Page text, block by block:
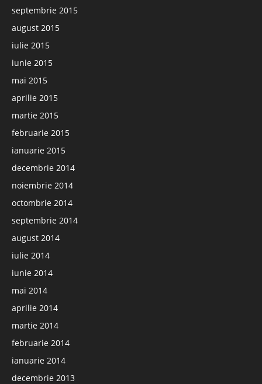
septembrie 2015
august 2015
iulie 2015
iunie 2015
mai 2015
aprilie 2015
martie 2015
februarie 2015
ianuarie 2015
decembrie 2014
noiembrie 2014
octombrie 2014
septembrie 2014
august 2014
iulie 2014
iunie 2014
mai 2014
aprilie 2014
martie 2014
februarie 2014
ianuarie 2014
decembrie 2013